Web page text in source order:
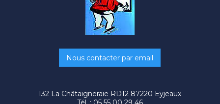
Nous contacter par email
132 La Châtaigneraie RD12 87220 Eyjeaux